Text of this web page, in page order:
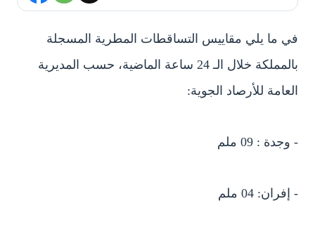
في ما يلي مقاييس التساقطات المطرية المسجلة
بالمملكة خلال الـ 24 ساعة الماضية، حسب المديرية
العامة للأرصاد الجوية:
- وجدة : 09 ملم
- إفران: 04 ملم